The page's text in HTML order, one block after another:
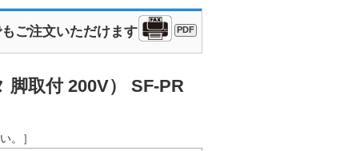
ご注文いただけます PDF
脚取付 200V） SF-PR
。］